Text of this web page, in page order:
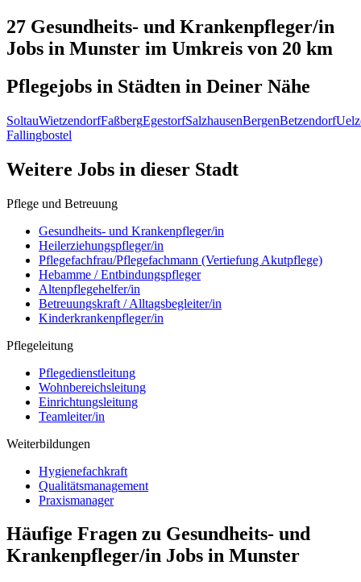
27 Gesundheits- und Krankenpfleger/in
Jobs in Munster im Umkreis von 20 km
Pflegejobs in Städten in Deiner Nähe
SoltauWietzendorfFaßbergEgestorfSalzhausenBergenBetzendorf
Fallingbostel
Weitere Jobs in dieser Stadt
Pflege und Betreuung
Gesundheits- und Krankenpfleger/in
Heilerziehungspfleger/in
Pflegefachfrau/Pflegefachmann (Vertiefung Akutpflege)
Hebamme / Entbindungspfleger
Altenpflegehelfer/in
Betreuungskraft / Alltagsbegleiter/in
Kinderkrankenpfleger/in
Pflegeleitung
Pflegedienstleitung
Wohnbereichsleitung
Einrichtungsleitung
Teamleiter/in
Weiterbildungen
Hygienefachkraft
Qualitätsmanagement
Praxismanager
Häufige Fragen zu Gesundheits- und
Krankenpfleger/in Jobs in Munster